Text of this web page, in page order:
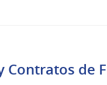
Contratos de